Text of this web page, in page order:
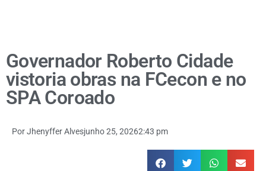
Governador Roberto Cidade
vistoria obras na FCecon e no
SPA Coroado
PorJhenyffer Alvesjunho 25, 20262:43 pm